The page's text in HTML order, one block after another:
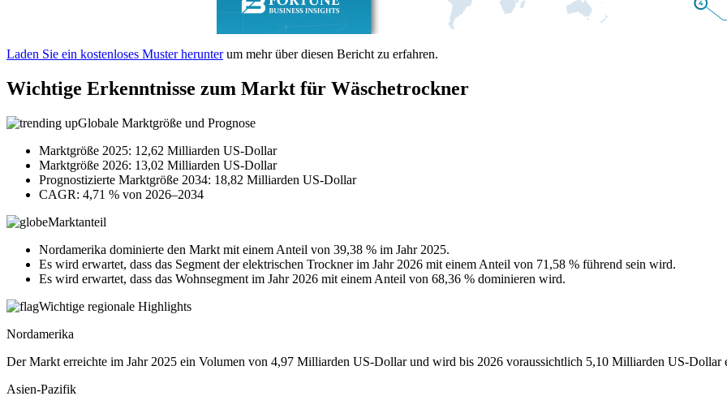
Laden Sie ein kostenloses Muster herunterum mehr über diesen Bericht zu erfahren.
Wichtige Erkenntnisse zum Markt für Wäschetrockner
Globale Marktgröße und Prognose
Marktgröße 2025: 12,62 Milliarden US-Dollar
Marktgröße 2026: 13,02 Milliarden US-Dollar
Prognostizierte Marktgröße 2034: 18,82 Milliarden US-Dollar
CAGR: 4,71 % von 2026–2034
Marktanteil
Nordamerika dominierte den Markt mit einem Anteil von 39,38 % im Jahr 2025.
Es wird erwartet, dass das Segment der elektrischen Trockner im Jahr 2026 mit einem Anteil von 71,58 % führend sein wird.
Es wird erwartet, dass das Wohnsegment im Jahr 2026 mit einem Anteil von 68,36 % dominieren wird.
Wichtige regionale Highlights
Nordamerika
Der Markt erreichte im Jahr 2025 ein Volumen von 4,97 Milliarden US-Dollar und wird bis 2026 voraussichtlich 5,10 Milliarden US-Dollar
Asien-Pazifik